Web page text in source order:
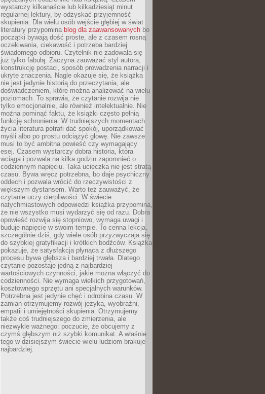
wystarczy kilkanaście lub kilkadziesiąt minut
regularnej lektury, by odzyskać przyjemność
skupienia. Dla wielu osób wejście głębiej w świat
literatury przypomina blog dla zaawansowanych bo
początki bywają dość proste, ale z czasem rosną
oczekiwania, ciekawość i potrzeba bardziej
świadomego odbioru. Czytelnik nie zadowala się
już tylko fabułą. Zaczyna zauważać styl autora,
konstrukcję postaci, sposób prowadzenia narracji i
ukryte znaczenia. Nagle okazuje się, że książka
nie jest jedynie historią do przeczytania, ale
doświadczeniem, które można analizować na wielu
poziomach. To sprawia, że czytanie rozwija nie
tylko emocjonalnie, ale również intelektualnie. Nie
można pominąć faktu, że książki często pełnią
funkcję schronienia. W trudniejszych momentach
życia literatura potrafi dać spokój, uporządkować
myśli albo po prostu odciążyć głowę. Nie zawsze
musi to być ambitna powieść czy wymagający
esej. Czasem wystarczy dobra historia, która
wciąga i pozwala na kilka godzin zapomnieć o
codziennym napięciu. Taka ucieczka nie jest stratą
czasu. Bywa wręcz potrzebna, bo daje psychiczny
oddech i pozwala wrócić do rzeczywistości z
większym dystansem. Warto też zauważyć, że
czytanie uczy cierpliwości. W świecie
natychmiastowych odpowiedzi książka przypomina,
że nie wszystko musi wydarzyć się od razu. Dobra
opowieść rozwija się stopniowo, wymaga uwagi i
buduje napięcie w swoim tempie. To cenna lekcja,
szczególnie dziś, gdy wiele osób przyzwyczaja się
do szybkiej gratyfikacji i krótkich bodźców. Książka
pokazuje, że satysfakcja płynąca z dłuższego
procesu bywa głębsza i bardziej trwała. Dlatego
czytanie pozostaje jedną z najbardziej
wartościowych czynności, jakie można włączyć do
codzienności. Nie wymaga wielkich przygotowań,
kosztownego sprzętu ani specjalnych warunków.
Potrzebna jest jedynie chęć i odrobina czasu. W
zamian otrzymujemy rozwój języka, wyobraźni,
empatii i umiejętności skupienia. Otrzymujemy
także coś trudniejszego do zmierzenia, ale
niezwykle ważnego: poczucie, że obcujemy z
czymś głębszym niż szybki komunikat. A właśnie
tego w dzisiejszym świecie wielu ludziom brakuje
najbardziej.